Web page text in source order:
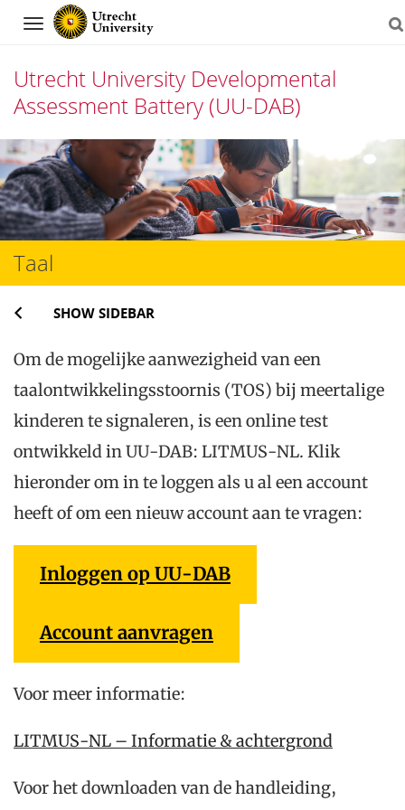
Navigation
Utrecht University Developmental
Assessment Battery (UU-DAB)
Skip
to
content
Taal
SHOW SIDEBAR
Om de mogelijke aanwezigheid van een
taalontwikkelingsstoornis (TOS) bij meertalige
kinderen te signaleren, is een online test
ontwikkeld in UU-DAB: LITMUS-NL. Klik
hieronder om in te loggen als u al een account
heeft of om een nieuw account aan te vragen:
Inloggen op UU-DAB
Account aanvragen
Voor meer informatie:
LITMUS-NL – Informatie & achtergrond
Voor het downloaden van de handleiding,